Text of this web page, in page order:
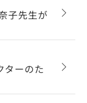
子先生が
ターのた